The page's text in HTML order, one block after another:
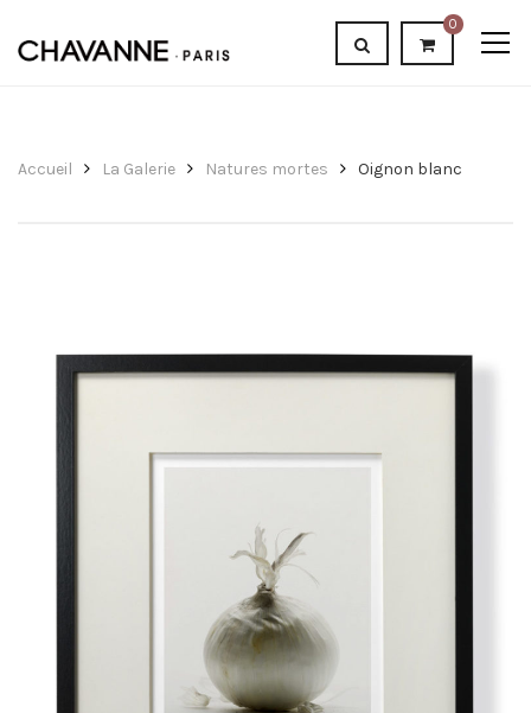
0
Accueil La Galerie Natures mortes Oignon blanc